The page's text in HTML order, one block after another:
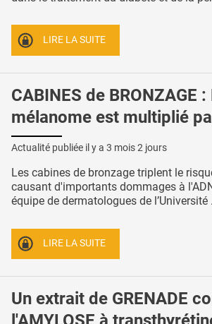
LIRE LA SUITE
CABINES de BRONZAGE
mélanome est multiplié
Actualité publiée il y a 3 mois 2 jours
Les cabines de bronzage triplent le
causant d'importants dommages à
équipe de dermatologues de l’Université
LIRE LA SUITE
Un extrait de GRENADE